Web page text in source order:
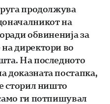
продолжува
на
обвиненија за
директори во
На последното
доказната постапка,
сторил ништо
ги потпишувал